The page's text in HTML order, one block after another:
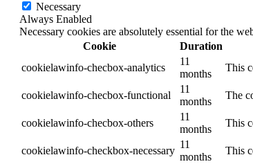
Necessary
Always Enabled
Necessary cookies are absolutely essential for the
Cookie
Duration
cookielawinfo-checbox-analytics
11
months
This
cookielawinfo-checbox-functional
11
months
The
cookielawinfo-checbox-others
11
months
This
cookielawinfo-checkbox-necessary
11
months
This